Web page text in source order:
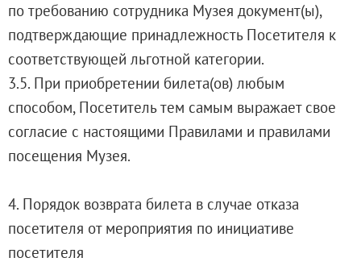
по требованию сотрудника Музея документ(ы),
подтверждающие принадлежность Посетителя к
соответствующей льготной категории.
3.5. При приобретении билета(ов) любым
способом, Посетитель тем самым выражает свое
согласие с настоящими Правилами и правилами
посещения Музея.
4. Порядок возврата билета в случае отказа
посетителя от мероприятия по инициативе
посетителя